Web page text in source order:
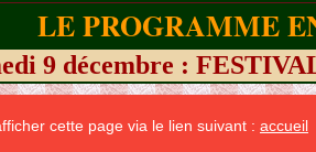
LE PROGRAMME
9 décembre :
cette page via le lien suivant : accueil